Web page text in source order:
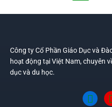
Công ty Cổ Phần Giáo Dục và
hoạt động tại Việt Nam, chuyên
dục và du học.